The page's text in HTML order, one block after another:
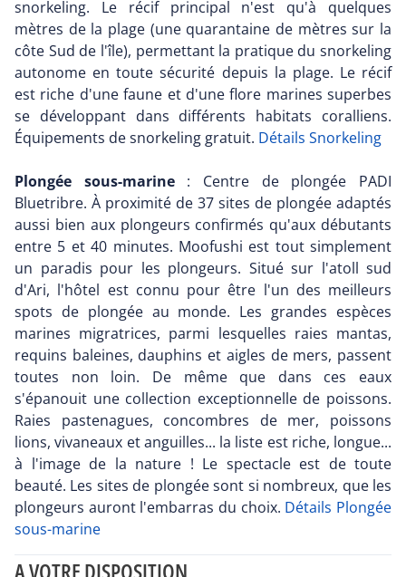
snorkeling. Le récif principal n'est qu'à quelques
mètres de la plage (une quarantaine de mètres sur la
côte Sud de l'île), permettant la pratique du snorkeling
autonome en toute sécurité depuis la plage. Le récif
est riche d'une faune et d'une flore marines superbes
se développant dans différents habitats coralliens.
Équipements de snorkeling gratuit. Détails Snorkeling
Plongée sous-marine: Centre de plongée PADI
Bluetribre. À proximité de 37 sites de plongée adaptés
aussi bien aux plongeurs confirmés qu'aux débutants
entre 5 et 40 minutes. Moofushi est tout simplement
un paradis pour les plongeurs. Situé sur l'atoll sud
d'Ari, l'hôtel est connu pour être l'un des meilleurs
spots de plongée au monde. Les grandes espèces
marines migratrices, parmi lesquelles raies mantas,
requins baleines, dauphins et aigles de mers, passent
toutes non loin. De même que dans ces eaux
s'épanouit une collection exceptionnelle de poissons.
Raies pastenagues, concombres de mer, poissons
lions, vivaneaux et anguilles... la liste est riche, longue...
à l'image de la nature ! Le spectacle est de toute
beauté. Les sites de plongée sont si nombreux, que les
plongeurs auront l'embarras du choix. Détails Plongée
sous-marine